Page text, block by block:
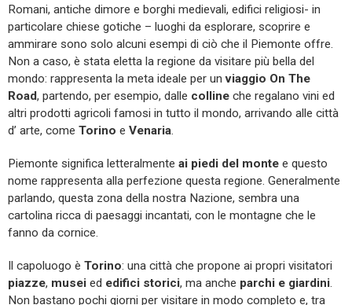
Romani, antiche dimore e borghi medievali, edifici religiosi- in
particolare chiese gotiche – luoghi da esplorare, scoprire e
ammirare sono solo alcuni esempi di ciò che il Piemonte offre.
Non a caso, è stata eletta la regione da visitare più bella del
mondo: rappresenta la meta ideale per unviaggio On The
Road, partendo, per esempio, dalle colline che regalano vini ed
altri prodotti agricoli famosi in tutto il mondo, arrivando alle città
d’ arte, come Torino e Venaria.
Piemonte significa letteralmente ai piedi del monte e questo
nome rappresenta alla perfezione questa regione. Generalmente
parlando, questa zona della nostra Nazione, sembra una
cartolina ricca di paesaggi incantati, con le montagne che le
fanno da cornice.
Il capoluogo è Torino: una città che propone ai propri visitatori
piazze, musei ed edifici storici, ma anche parchi e giardini.
Non bastano pochi giorni per visitare in modo completo e, tra